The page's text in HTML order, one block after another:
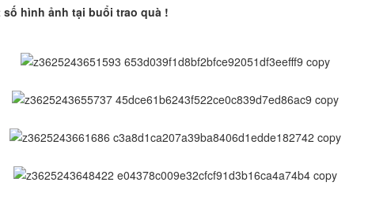
số hình ảnh tại buổi trao quà !